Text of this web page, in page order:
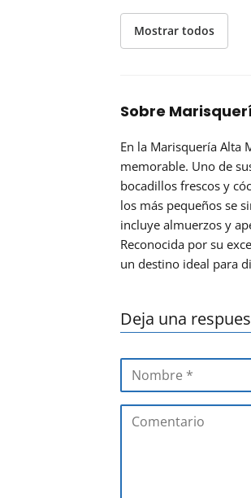
Mostrar todos
Sobre
En la Marisquería Alta
memorable. Uno de
bocadillos frescos y
los más pequeños se
incluye almuerzos y
Reconocida por su
un destino ideal para
Deja una